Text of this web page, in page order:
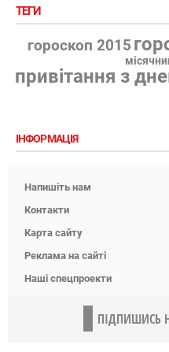
ТЕГИ
гороскоп 2015
привітання з
ІНФОРМАЦІЯ
Напишіть нам
Контакти
Карта сайту
Реклама на сайті
Наші спецпроекти
ПІДПИШИСЬ